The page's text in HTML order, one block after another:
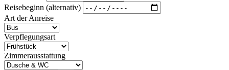
Reisebeginn (alternativ)
Art der Anreise
Verpflegungsart
Zimmerausstattung